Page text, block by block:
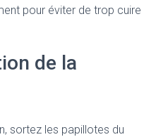
pour éviter de trop cuire
de la
sortez les papillotes du